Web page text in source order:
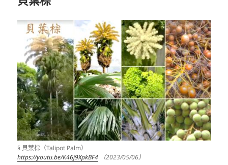
§ 貝葉棕（Talipot Palm）
https://youtu.be/K46j9XpkBF4 （2023/05/06）